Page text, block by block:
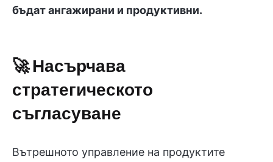
бъдат ангажирани и продуктивни.
🚀 Насърчава
стратегическото
съгласуване
Вътрешното управление на продуктите